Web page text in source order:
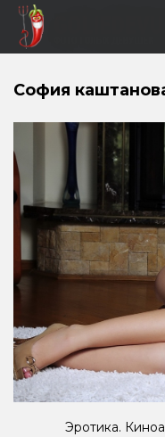
София
Эротика.